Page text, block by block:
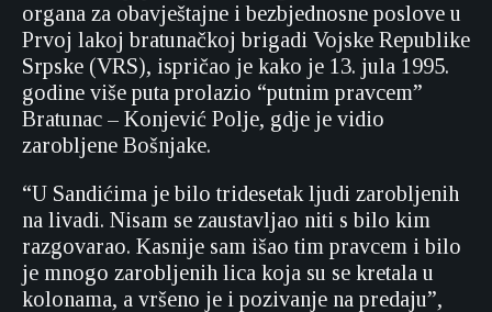
organa za obavještajne i bezbjednosne poslove u
Prvoj lakoj bratunačkoj brigadi Vojske Republike
Srpske (VRS), ispričao je kako je 13. jula 1995.
godine više puta prolazio “putnim pravcem”
Bratunac – Konjević Polje, gdje je vidio
zarobljene Bošnjake.
“U Sandićima je bilo tridesetak ljudi zarobljenih
na livadi. Nisam se zaustavljao niti s bilo kim
razgovarao. Kasnije sam išao tim pravcem i bilo
je mnogo zarobljenih lica koja su se kretala u
kolonama, a vršeno je i pozivanje na predaju”,